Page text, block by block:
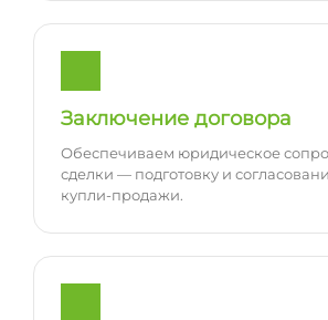
Заключение договора
Обеспечиваем юридическое
сделки — подготовку и
купли-продажи.